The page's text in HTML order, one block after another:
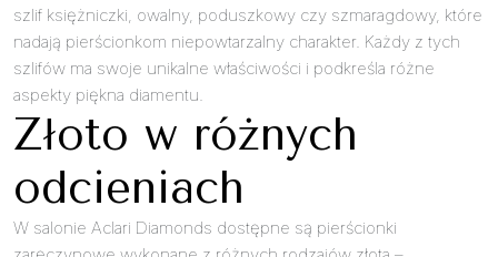
szlif księżniczki, owalny, poduszkowy czy szmaragdowy, które
nadają pierścionkom niepowtarzalny charakter. Każdy z tych
szlifów ma swoje unikalne właściwości i podkreśla różne
aspekty piękna diamentu.
Złoto w różnych
odcieniach
W salonie Aclari Diamonds dostępne są pierścionki